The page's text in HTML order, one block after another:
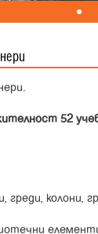
52
греди, колони,